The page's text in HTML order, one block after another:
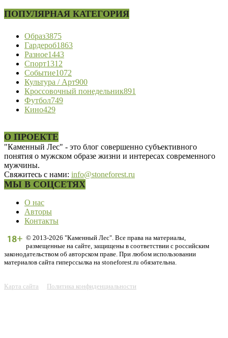
ПОПУЛЯРНАЯ КАТЕГОРИЯ
Образ3875
Гардероб1863
Разное1443
Спорт1312
Событие1072
Культура / Арт900
Кроссовочный понедельник891
Футбол749
Кино429
О ПРОЕКТЕ
"Каменный Лес" - это блог совершенно субъективного
понятия о мужском образе жизни и интересах современного
мужчины.
Свяжитесь с нами: info@stoneforest.ru
МЫ В СОЦСЕТЯХ
О нас
Авторы
Контакты
© 2013-2026 "Каменный Лес". Все права на материалы,
размещенные на сайте, защищены в соответствии с российским
законодательством об авторском праве. При любом использовании
материалов сайта гиперссылка на stoneforest.ru обязательна.
Карта сайта Политика конфиденциальности